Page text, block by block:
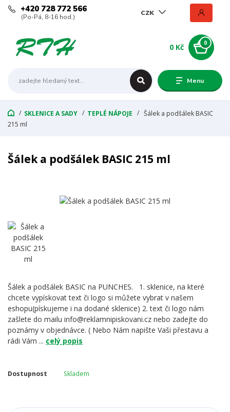
Menu
CZK
+420 728 772 566
(Po-Pá, 8-16 hod.)
0
0 Kč
SKLENICE A SADY TEPLÉ NÁPOJE
Šálek a podšálek BASIC
215 ml
Šálek a podšálek BASIC 215 ml
Šálek a podšálek BASIC na PUNCHES. 1. sklenice, na které
chcete vypískovat text či logo si můžete vybrat v našem
eshopu(pískujeme i na dodané sklenice) 2. text či logo nám
zašlete do mailu info@reklamnipiskovani.cz nebo zadejte do
poznámy v objednávce. ( Nebo Nám napište Vaši přestavu a
rádi Vám ... celý popis
Dostupnost Skladem